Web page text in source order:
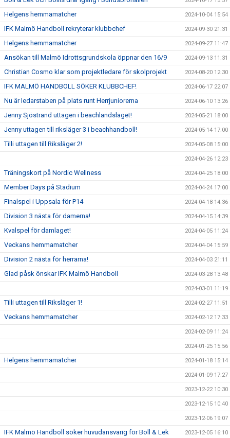
Helgens hemmamatcher 2024-10-04 15:54
IFK Malmö Handboll rekryterar klubbchef 2024-09-30 21:31
Helgens hemmamatcher 2024-09-27 11:47
Ansökan till Malmö Idrottsgrundskola öppnar den 16/9 2024-09-13 11:31
Christian Cosmo klar som projektledare för skolprojekt 2024-08-20 12:30
IFK MALMÖ HANDBOLL SÖKER KLUBBCHEF! 2024-06-17 22:07
Nu är ledarstaben på plats runt Herrjuniorerna 2024-06-10 13:26
Jenny Sjöstrand uttagen i beachlandslaget! 2024-05-21 18:00
Jenny uttagen till riksläger 3 i beachhandboll! 2024-05-14 17:00
Tilli uttagen till Riksläger 2! 2024-05-08 15:00
2024-04-26 12:23
Träningskort på Nordic Wellness 2024-04-25 18:00
Member Days på Stadium 2024-04-24 17:00
Finalspel i Uppsala för P14 2024-04-18 14:36
Division 3 nästa för damerna! 2024-04-15 14:39
Kvalspel för damlaget! 2024-04-05 11:24
Veckans hemmamatcher 2024-04-04 15:59
Division 2 nästa för herrarna! 2024-04-03 21:11
Glad påsk önskar IFK Malmö Handboll 2024-03-28 13:48
2024-03-01 11:19
Tilli uttagen till Riksläger 1! 2024-02-27 11:51
Veckans hemmamatcher 2024-02-12 17:33
2024-02-09 11:24
2024-01-25 15:56
Helgens hemmamatcher 2024-01-18 15:14
2024-01-09 17:27
2023-12-22 10:30
2023-12-15 10:40
2023-12-06 19:07
IFK Malmö Handboll söker huvudansvarig för Boll & Lek 2023-12-05 16:10